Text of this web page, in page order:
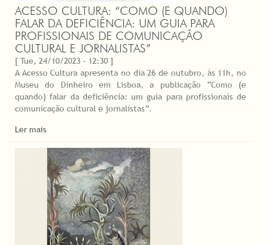
ACESSO CULTURA: “COMO (E QUANDO)
FALAR DA DEFICIÊNCIA: UM GUIA PARA
PROFISSIONAIS DE COMUNICAÇÃO
CULTURAL E JORNALISTAS”
[ Tue, 24/10/2023 - 12:30 ]
A Acesso Cultura apresenta no dia 26 de outubro, às 11h, no
Museu do Dinheiro em Lisboa, a publicação “Como (e
quando) falar da deficiência: um guia para profissionais de
comunicação cultural e jornalistas”.
Ler mais